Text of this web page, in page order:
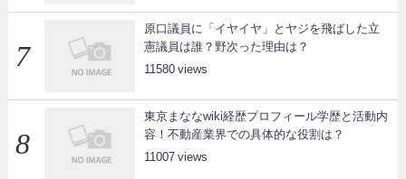
原口議員に「イヤイヤ」とヤジを飛ばした立
憲議員は誰？野次った理由は？
11580
東京まななwiki経歴プロフィール学歴と活動内
容！不動産業界での具体的な役割は？
11007